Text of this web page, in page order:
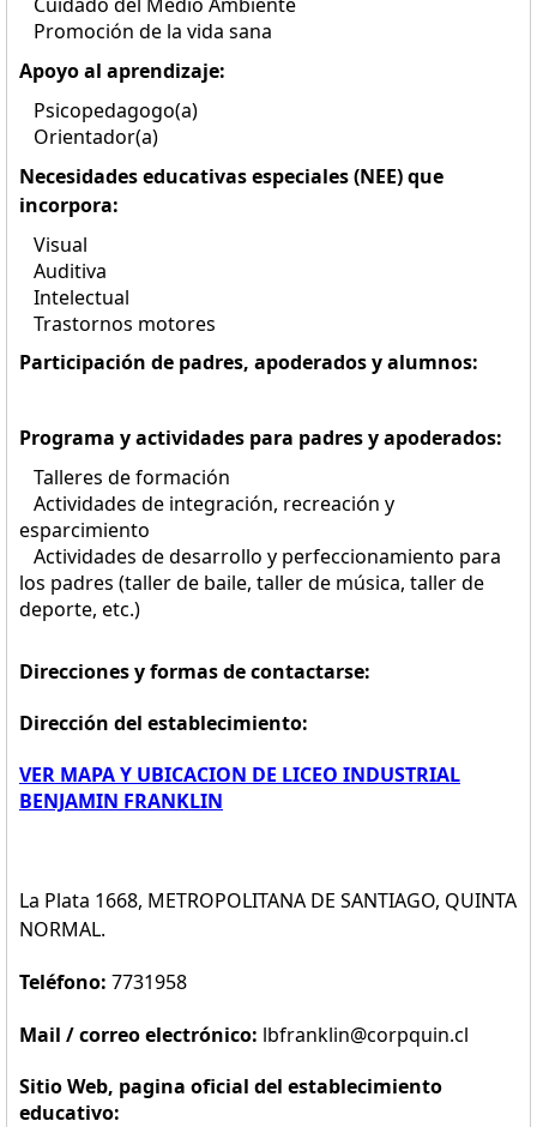
Promoción de la vida sana
Apoyo al aprendizaje:
Psicopedagogo(a)
Orientador(a)
Necesidades educativas especiales (NEE) que
incorpora:
Visual
Auditiva
Intelectual
Trastornos motores
Participación de padres, apoderados y alumnos:
Programa y actividades para padres y apoderados:
Talleres de formación
Actividades de integración, recreación y
esparcimiento
Actividades de desarrollo y perfeccionamiento para
los padres (taller de baile, taller de música, taller de
deporte, etc.)
Direcciones y formas de contactarse:
Dirección del establecimiento:
VER MAPA Y UBICACION DE LICEO INDUSTRIAL
BENJAMIN FRANKLIN
La Plata 1668, METROPOLITANA DE SANTIAGO, QUINTA
NORMAL.
Teléfono: 7731958
Mail / correo electrónico: lbfranklin@corpquin.cl
Sitio Web, pagina oficial del establecimiento
educativo: